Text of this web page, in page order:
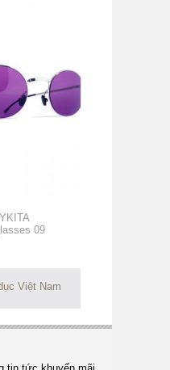
09
Việt Nam